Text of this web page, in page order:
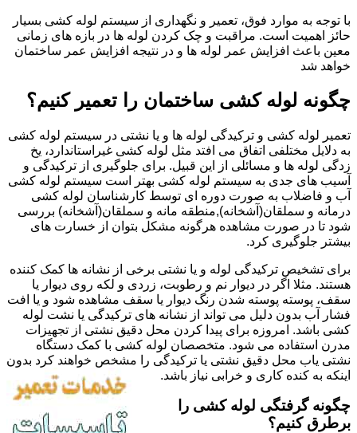
با توجه به موارد فوق، تعمیر و نگهداری از سیستم لوله کشی بسیار
حائز اهمیت است. مراقبت و چک کردن لوله ها در بازه های زمانی
معین باعث افزایش عمر لوله ها و در نتیجه افزایش عمر ساختمان
خواهد شد
چگونه لوله کشی ساختمان را تعمیر کنیم؟
تعمیر لوله کشی و ترکیدگی لوله ها و یا نشتی در سیستم لوله کشی
به دلایل مختلفی اتفاق می افتد مثل لوله کشی غیراستاندارد، یخ
زدگی لوله ها و مسائلی از این قبیل. برای جلوگیری از ترکیدگی و
آسیب های جدی به سیستم لوله کشی بهتر است سیستم لوله کشی
آب و فاضلاب به صورت دوره ای توسط کارشناسان لوله کشی
درمانه و سملقان(آشخانه),منطقه مانه و سملقان(آشخانه) بررسی
شود تا در صورت مشاهده هرگونه مشکل بتوان از خسارت های
بیشتر جلوگیری کرد.
برای تشخیص ترکیدگی لوله و یا نشتی برخی از نشانه ها کمک کننده
هستند. مثلا اگر در دیوار نم و رطوبت، زردی و لکه روی دیوار یا
سقف، پوسته پوسته شدن رنگ دیوار یا سقف مشاهده شود و یا افت
فشار آب بدون دلیل می تواند از نشانه های ترکیدگی یا نشت لوله
کشی باشد. امروزه برای پیدا کردن محل دقیق نشتی از تجهیزات
مدرن استفاده می شود. متخصصان لوله کشی با کمک دستگاه
نشتی یاب محل دقیق نشتی یا ترکیدگی را مشخص خواهند کرد بدون
اینکه به کنده کاری و خرابی نیاز باشد.
چگونه گرفتگی لوله کشی را
برطرق کنیم؟